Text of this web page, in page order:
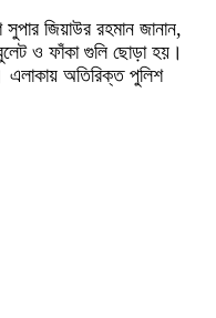
জিয়াউর রহমান জানান,
ও ফাঁকা গুলি ছোড়া হয়।
এলাকায় অতিরিক্ত পুলিশ